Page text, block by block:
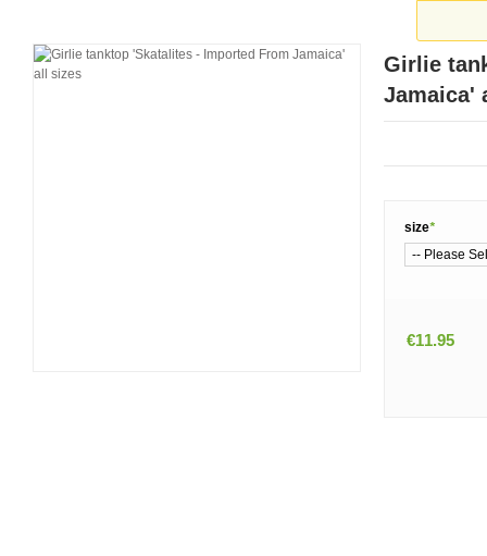
Girlie
Jamaica'
*
size
€11.95